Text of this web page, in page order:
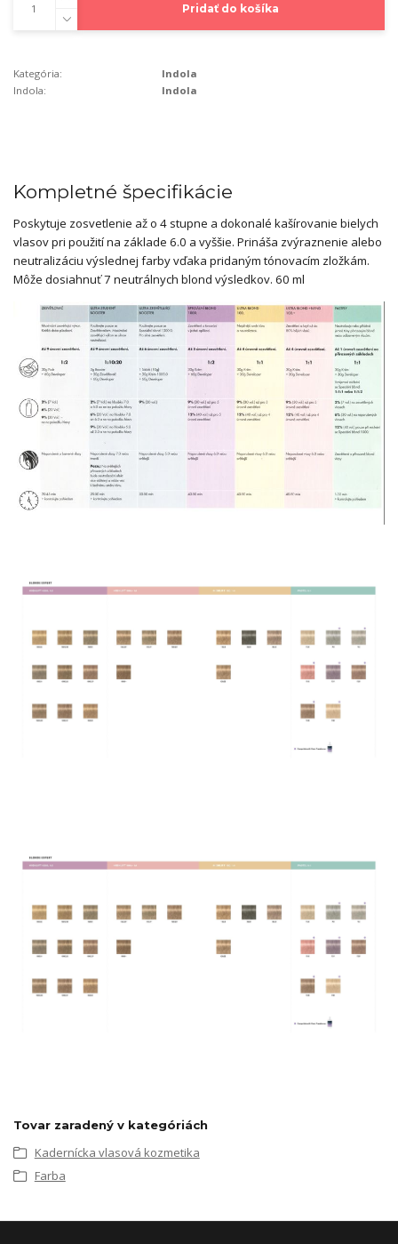
Pridať do košíka
Kategória:
Indola
Indola:
Indola
Kompletné špecifikácie
Poskytuje zosvetlenie až o 4 stupne a dokonalé kašírovanie bielych
vlasov pri použití na základe 6.0 a vyššie. Prináša zvýraznenie alebo
neutralizáciu výslednej farby vďaka pridaným tónovacím zložkám.
Môže dosiahnuť 7 neutrálnych blond výsledkov. 60 ml
Tovar zaradený v kategóriách
Kadernícka vlasová kozmetika
Farba